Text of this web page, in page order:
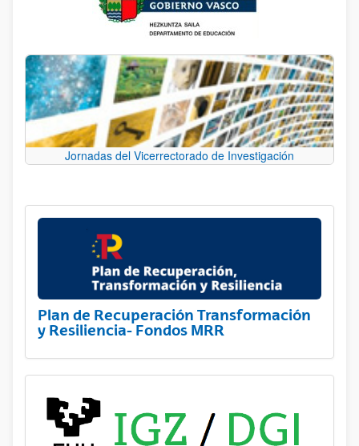
Jornadas del Vicerrectorado de Investigación
Plan de Recuperación Transformación
y Resiliencia- Fondos MRR